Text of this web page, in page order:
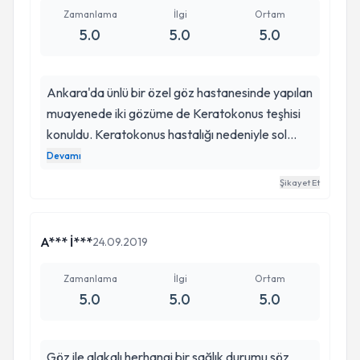
Zamanlama
5.0
İlgi
5.0
Ortam
5.0
Ankara'da ünlü bir özel göz hastanesinde yapılan
muayenede iki gözüme de Keratokonus teşhisi
konuldu. Keratokonus hastalığı nedeniyle sol
gözümde %70, sağ gözümde ise %30 görme
kaybının bulunduğu, hastalığımın ilerlemeye
kornea nakline kadar gideceği belirtildi. Moralim
Hilmi Bey muayeneden sonra sol gözümde %70
değil %50 görme kaybının bulunduğunu,
Devamı
Şikayet Et
A*** İ***24.09.2019
Zamanlama
5.0
İlgi
5.0
Ortam
5.0
Göz ile alakalı herhangi bir sağlık durumu söz